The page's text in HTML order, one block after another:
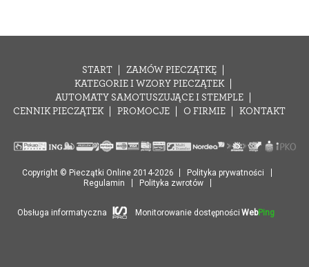
START
ZAMÓW PIECZĄTKĘ
KATEGORIE I WZORY PIECZĄTEK
AUTOMATY SAMOTUSZUJĄCE I STEMPLE
CENNIK PIECZĄTEK
PROMOCJE O FIRMIE KONTAKT
Copyright © Pieczątki Online 2014-2026
Polityka prywatności
Regulamin
Polityka zwrotów
Obsługa informatyczna Monitorowanie dostępności WebPing